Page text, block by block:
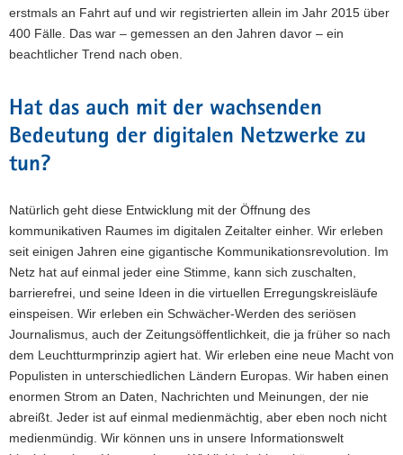
erstmals an Fahrt auf und wir registrierten allein im Jahr 2015 über
400 Fälle. Das war – gemessen an den Jahren davor – ein
beachtlicher Trend nach oben.
Hat das auch mit der wachsenden
Bedeutung der digitalen Netzwerke zu
tun?
Natürlich geht diese Entwicklung mit der Öffnung des
kommunikativen Raumes im digitalen Zeitalter einher. Wir erleben
seit einigen Jahren eine gigantische Kommunikationsrevolution. Im
Netz hat auf einmal jeder eine Stimme, kann sich zuschalten,
barrierefrei, und seine Ideen in die virtuellen Erregungskreisläufe
einspeisen. Wir erleben ein Schwächer-Werden des seriösen
Journalismus, auch der Zeitungsöffentlichkeit, die ja früher so nach
dem Leuchtturmprinzip agiert hat. Wir erleben eine neue Macht von
Populisten in unterschiedlichen Ländern Europas. Wir haben einen
enormen Strom an Daten, Nachrichten und Meinungen, der nie
abreißt. Jeder ist auf einmal medienmächtig, aber eben noch nicht
medienmündig. Wir können uns in unsere Informationswelt